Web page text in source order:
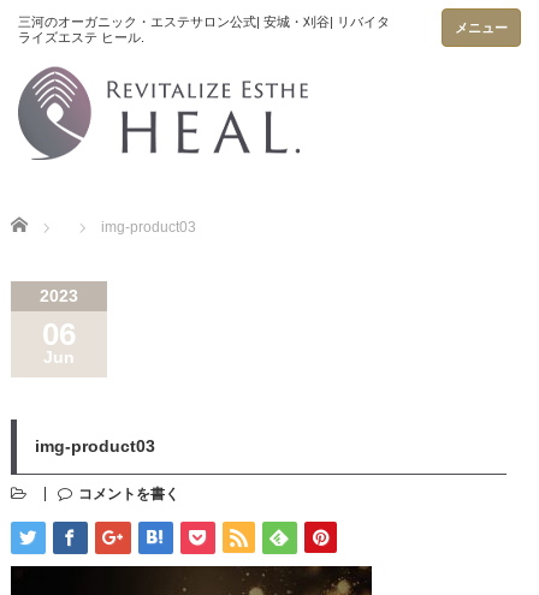
メニュー
Home img-product03
2023
06
Jun
img-product03
コメントを書く